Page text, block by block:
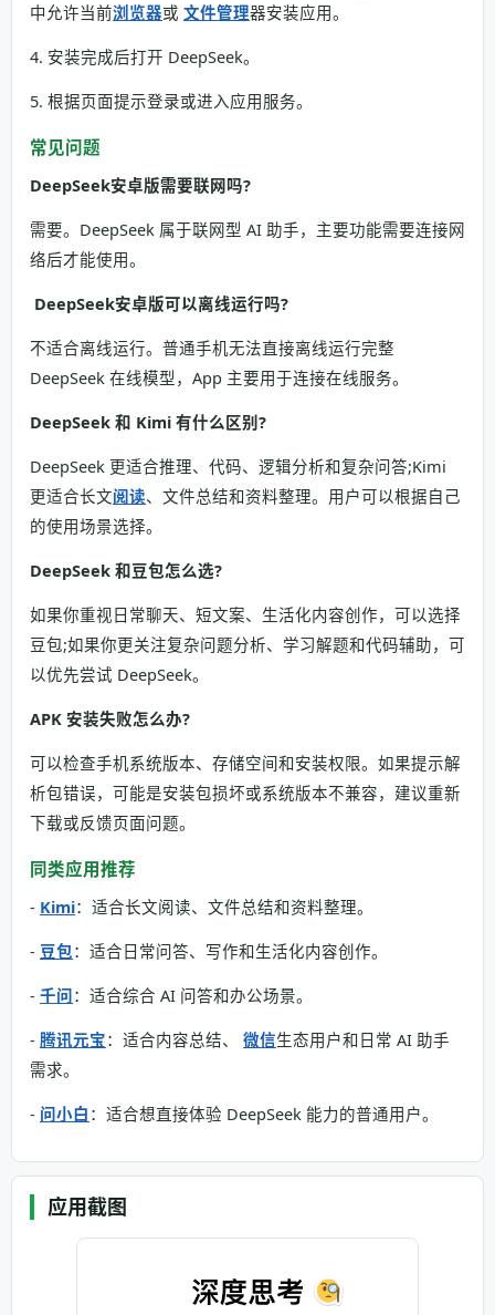
中允许当前浏览器或 文件管理器安装应用。
4. 安装完成后打开 DeepSeek。
5. 根据页面提示登录或进入应用服务。
常见问题
DeepSeek安卓版需要联网吗?
需要。DeepSeek 属于联网型 AI 助手，主要功能需要连接网
络后才能使用。
DeepSeek安卓版可以离线运行吗?
不适合离线运行。普通手机无法直接离线运行完整
DeepSeek 在线模型，App 主要用于连接在线服务。
DeepSeek 和 Kimi 有什么区别?
DeepSeek 更适合推理、代码、逻辑分析和复杂问答;Kimi
更适合长文阅读、文件总结和资料整理。用户可以根据自己
的使用场景选择。
DeepSeek 和豆包怎么选?
如果你重视日常聊天、短文案、生活化内容创作，可以选择
豆包;如果你更关注复杂问题分析、学习解题和代码辅助，可
以优先尝试 DeepSeek。
APK 安装失败怎么办?
可以检查手机系统版本、存储空间和安装权限。如果提示解
析包错误，可能是安装包损坏或系统版本不兼容，建议重新
下载或反馈页面问题。
同类应用推荐
- Kimi：适合长文阅读、文件总结和资料整理。
- 豆包：适合日常问答、写作和生活化内容创作。
- 千问：适合综合 AI 问答和办公场景。
- 腾讯元宝：适合内容总结、 微信生态用户和日常 AI 助手
需求。
- 问小白 ：适合想直接体验 DeepSeek 能力的普通用户。
应用截图